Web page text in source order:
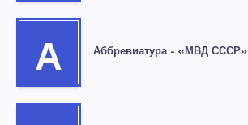
А Аббревиатура – «МВД СССР»